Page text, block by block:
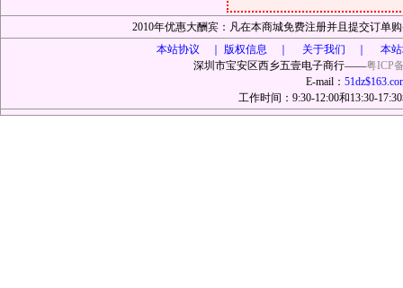
2010年优惠大酬宾：凡在本商城免费注册并且提交订单
本站协议 ｜
版权信息 ｜ 关于我们 ｜ 本
深圳市宝安区西乡五壹电子商行——粤ICP
E-mail：
工作时间：9:30-12:00和13:30-